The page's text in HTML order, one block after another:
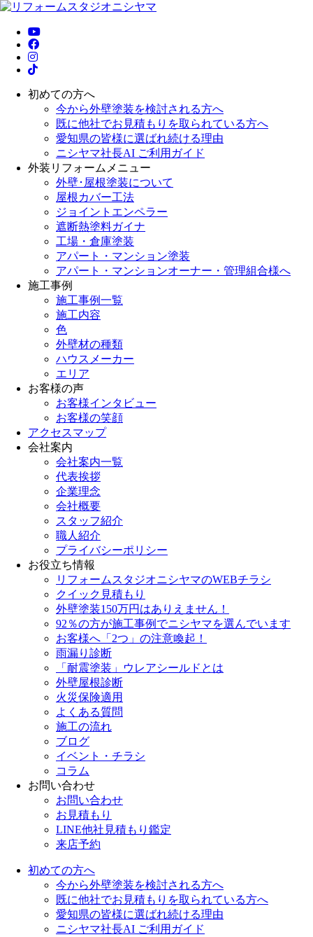
初めての方へ
今から外壁塗装を検討される方へ
既に他社でお見積もりを取られている方へ
愛知県の皆様に選ばれ続ける理由
ニシヤマ社長AI ご利用ガイド
外装リフォームメニュー
外壁･屋根塗装について
屋根カバー工法
ジョイントエンペラー
遮断熱塗料ガイナ
工場・倉庫塗装
アパート・マンション塗装
アパート・マンションオーナー・管理組合様へ
施工事例
施工事例一覧
施工内容
色
外壁材の種類
ハウスメーカー
エリア
お客様の声
お客様インタビュー
お客様の笑顔
アクセスマップ
会社案内
会社案内一覧
代表挨拶
企業理念
会社概要
スタッフ紹介
職人紹介
プライバシーポリシー
お役立ち情報
リフォームスタジオニシヤマのWEBチラシ
クイック見積もり
外壁塗装150万円はありえません！
92％の方が施工事例でニシヤマを選んでいます
お客様へ「2つ」の注意喚起！
雨漏り診断
「耐震塗装」ウレアシールドとは
外壁屋根診断
火災保険適用
よくある質問
施工の流れ
ブログ
イベント・チラシ
コラム
お問い合わせ
お問い合わせ
お見積もり
LINE他社見積もり鑑定
来店予約
初めての方へ
今から外壁塗装を検討される方へ
既に他社でお見積もりを取られている方へ
愛知県の皆様に選ばれ続ける理由
ニシヤマ社長AI ご利用ガイド